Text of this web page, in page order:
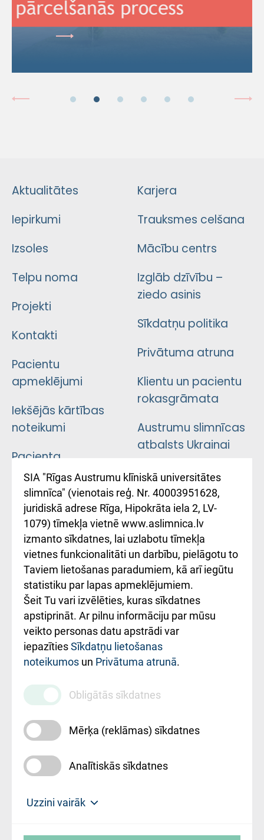
Aktualitātes
Iepirkumi
Izsoles
Telpu noma
Projekti
Kontakti
Pacientu
apmeklējumi
Iekšējās kārtības
noteikumi
Pacienta
atsauksmju/sūdzību
iesniegšanas
kārtība
Kā pie mums nokļūt
Rēķinu apmaksas
ceļvedis
Rekvizīti un
ārstniecības
iestādes kods
010000234
Maksas
pakalpojumu
cenrādis
Karjera
Trauksmes celšana
Mācību centrs
Izglāb dzīvību –
ziedo asinis
Sīkdatņu politika
Privātuma atruna
Klientu un pacientu
rokasgrāmata
Austrumu slimnīcas
atbalsts Ukrainai
Підтримка Східної
лікарні та співпраця з
Україною
SIA "Rīgas Austrumu klīniskā universitātes
slimnīca" (vienotais reģ. Nr. 40003951628,
juridiskā adrese Rīga, Hipokrāta iela 2, LV-
1079) tīmekļa vietnē www.aslimnica.lv
izmanto sīkdatnes, lai uzlabotu tīmekļa
vietnes funkcionalitāti un darbību, pielāgotu to
Taviem lietošanas paradumiem, kā arī iegūtu
statistiku par lapas apmeklējumiem.
Šeit Tu vari izvēlēties, kuras sīkdatnes
apstiprināt. Ar pilnu informāciju par mūsu
veikto personas datu apstrādi var
iepazītiesSīkdatņu lietošanas
noteikumos un Privātuma atrunā.
Obligātās sīkdatnes
Mērķa (reklāmas) sīkdatnes
Analītiskās sīkdatnes
Uzzini vairāk